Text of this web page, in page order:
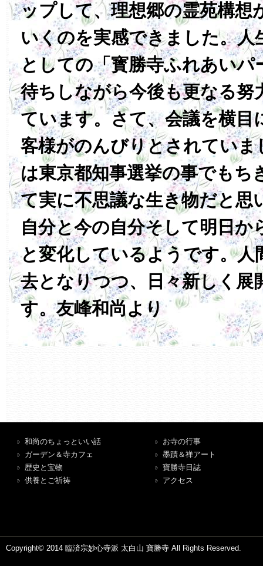
ップして、理想郷の霊苑構想
いくのを実感できました。人
としての「寳勝寺ふれあいパ
待ちしながら今後も更なる努
ています。さて、会議を横目
客様がのんびりとされていま
は東京都知事選挙の事でもち
て実に不思議な生き物だと思
自分と今の自分そして明日か
と変化しているようです。人
去となりつつ、日々新しく展
す。友峰和尚より
和尚のちょっといい話
ガーデン＆寺カフェ
歴史と宝物
供養とご祈祷
お寺の行事
墨蹟＆禅アート
寶勝寺日誌
アクセス
Copyright© 2014 臨済宗妙心寺派 太白山 寶勝寺 All Rights Reserved.